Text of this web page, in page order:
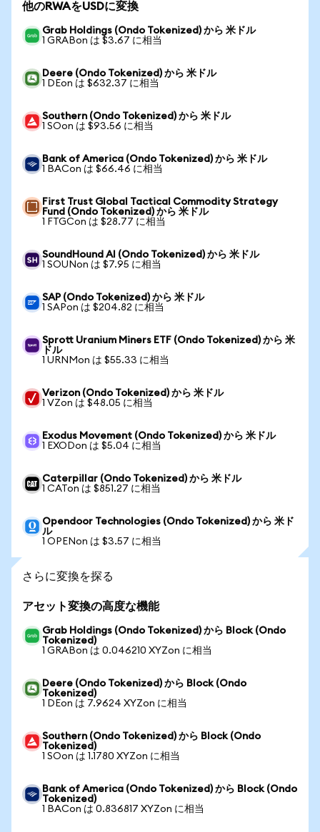
他のRWAをUSDに変換
Grab Holdings (Ondo Tokenized) から 米ドル
1 GRABon は $3.67 に相当
Deere (Ondo Tokenized) から 米ドル
1 DEon は $632.37 に相当
Southern (Ondo Tokenized) から 米ドル
1 SOon は $93.56 に相当
Bank of America (Ondo Tokenized) から 米ドル
1 BACon は $66.46 に相当
First Trust Global Tactical Commodity Strategy
Fund (Ondo Tokenized) から 米ドル
1 FTGCon は $28.77 に相当
SoundHound AI (Ondo Tokenized) から 米ドル
1 SOUNon は $7.95 に相当
SAP (Ondo Tokenized) から 米ドル
1 SAPon は $204.82 に相当
Sprott Uranium Miners ETF (Ondo Tokenized) から 米
ドル
1 URNMon は $55.33 に相当
Verizon (Ondo Tokenized) から 米ドル
1 VZon は $48.05 に相当
Exodus Movement (Ondo Tokenized) から 米ドル
1 EXODon は $5.04 に相当
Caterpillar (Ondo Tokenized) から 米ドル
1 CATon は $851.27 に相当
Opendoor Technologies (Ondo Tokenized) から 米ド
ル
1 OPENon は $3.57 に相当
さらに変換を探る
アセット変換の高度な機能
Grab Holdings (Ondo Tokenized) から Block (Ondo
Tokenized)
1 GRABon は 0.046210 XYZon に相当
Deere (Ondo Tokenized) から Block (Ondo
Tokenized)
1 DEon は 7.9624 XYZon に相当
Southern (Ondo Tokenized) から Block (Ondo
Tokenized)
1 SOon は 1.1780 XYZon に相当
Bank of America (Ondo Tokenized) から Block (Ondo
Tokenized)
1 BACon は 0.836817 XYZon に相当